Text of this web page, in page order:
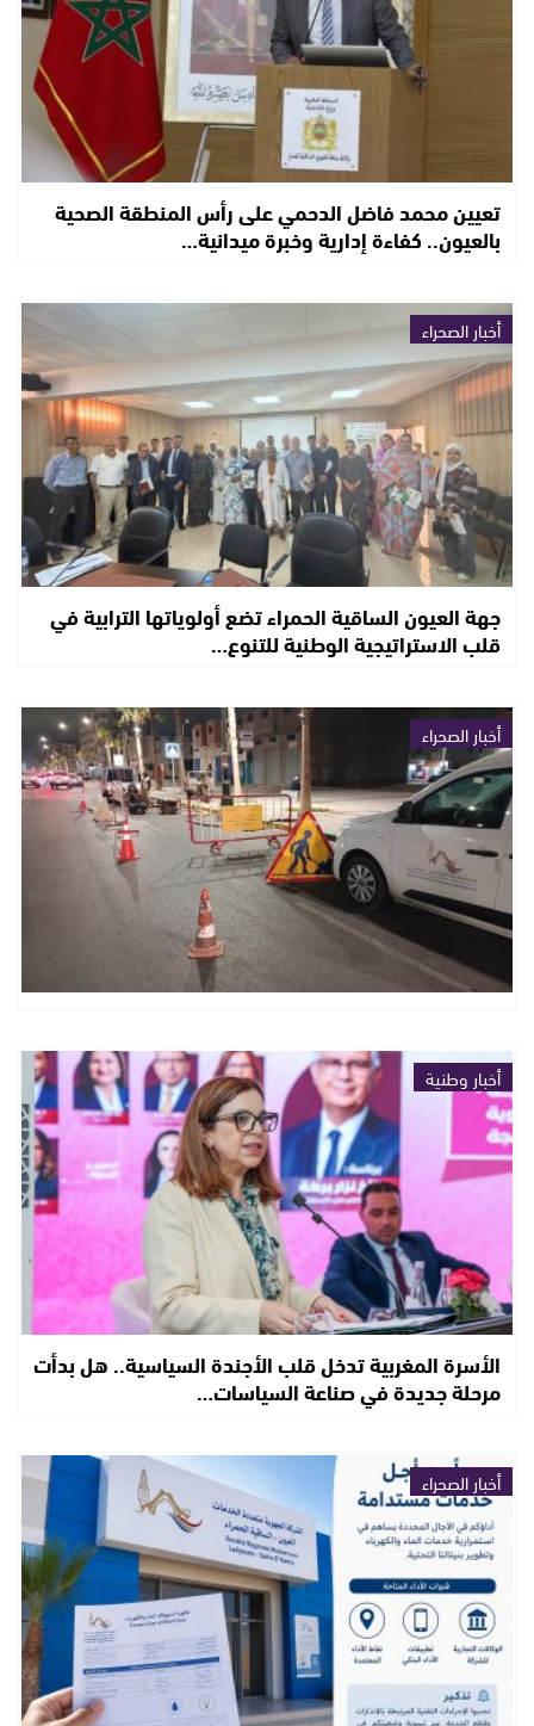
تعيين محمد فاضل الدحمي على رأس المنطقة الصحية
بالعيون.. كفاءة إدارية وخبرة ميدانية…
أخبار الصحراء
جهة العيون الساقية الحمراء تضع أولوياتها الترابية في
قلب الاستراتيجية الوطنية للتنوع…
أخبار الصحراء
أخبار وطنية
الأسرة المغربية تدخل قلب الأجندة السياسية.. هل بدأت
مرحلة جديدة في صناعة السياسات…
أخبار الصحراء